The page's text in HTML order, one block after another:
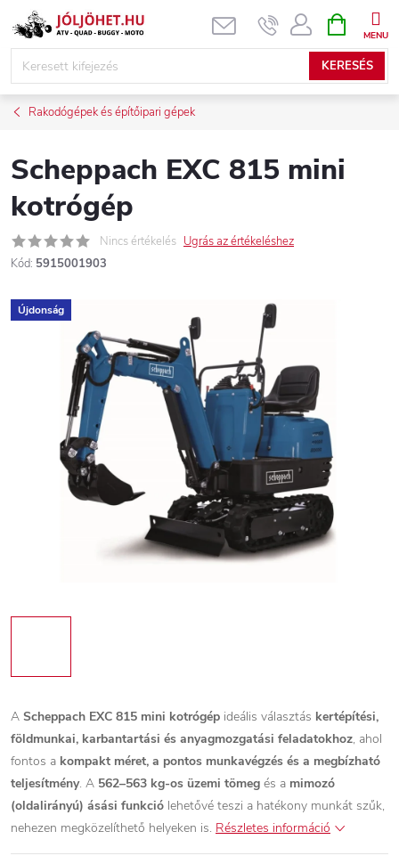
Ugrás
KERESÉS
KOSÁR
Rakodógépek és építőipari gépek
Scheppach EXC 815 mini
kotrógép
Nincs értékelés Ugrás az értékeléshez
Kód: 5915001903
Újdonság
A Scheppach EXC 815 mini kotrógép ideális választás kertépítési,
földmunkai, karbantartási és anyagmozgatási feladatokhoz, ahol
fontos a kompakt méret, a pontos munkavégzés és a megbízható
teljesítmény. A 562–563 kg-os üzemi tömeg és a mimozó
(oldalirányú) ásási funkció lehetővé teszi a hatékony munkát szűk,
nehezen megközelíthető helyeken is. Részletes információ